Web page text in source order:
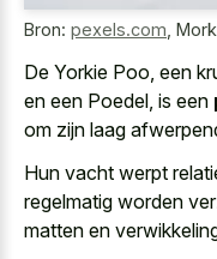
Bron: pexels.com
De Yorkie Poo, een
en een Poedel, is een
om zijn laag
Hun vacht werpt
regelmatig worden
matten en